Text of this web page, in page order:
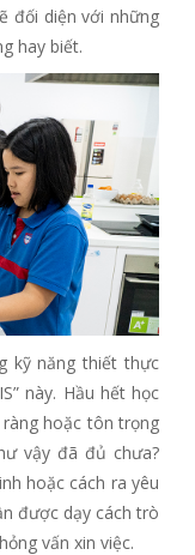
đối diện với những
hay biết.
kỹ năng thiết thực
này. Hầu hết học
hoặc tôn trọng
vậy đã đủ chưa?
hoặc cách ra yêu
được dạy cách trò
vấn xin việc.